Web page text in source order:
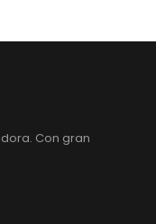
Con gran